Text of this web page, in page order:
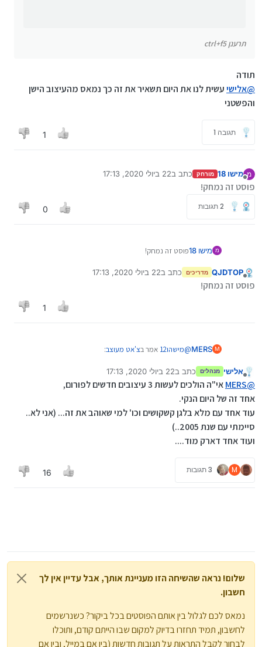
תרענן ctrl+f5
תודה
@אלישיעשית לנו את היום תשאיר את זה כך נמאס מהעיצוב הישן
והפשטני
תגובה 1 1
מ מישו 18 מורחק כתב ב22 ביולי 2020, 17:13
נערך לאחרונה על ידי
פוסט זה נמחק!
2 תגובות 0
מ מישו 18 פוסט זה נמחק!
QJDTOP מדריכים כתב ב22 ביולי 2020, 17:13
נערך לאחרונה על ידי
פוסט זה נמחק!
1
M
MERS
@מישהו12 אמר בצ'אט מעוצב:
@
MERSאמר בצ'אט מעוצב:
@אלישיאמר בצ'אט מעוצב:
תודה
@אלישיעשית לנו את היום תשאיר את זה כך נמאס מהעיצוב
הישן והפשטני
מנותק
אלישי מנהלים כתב ב22 ביולי 2020, 17:13
נערך לאחרונה על ידי
@
MERSאי"ה הולכים לעשות 3 עיצובים חדשים לפורום,
אחד זה של היום הנקי.
עוד אחד עם מלא בלגן קשקושים וכו' למי שאוהב את זה... (אני לא..
סיימתי עם שנת 2005..)
ועוד אחד דארק מוד....
M 3 תגובות 16
שלום! נראה שהשיחה הזו מעניינת אותך, אבל עדיין אין לך
חשבון.
נמאס לכם לגלול בין אותם הפוסטים בכל ביקור? כשנרשמים
לחשבון, תמיד תחזרו בדיוק למקום שבו הייתם קודם, ותוכלו
לבחור לקבל התראות על תגובות חדשות (בין אם במייל, ובין אם